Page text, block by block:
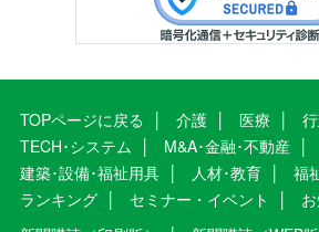
TOPページに戻る 介護 医療
TECH･システム
M&A･金融･不動産
建築･設備･福祉用具
人材･教育
福
ランキング
セミナー・イベント